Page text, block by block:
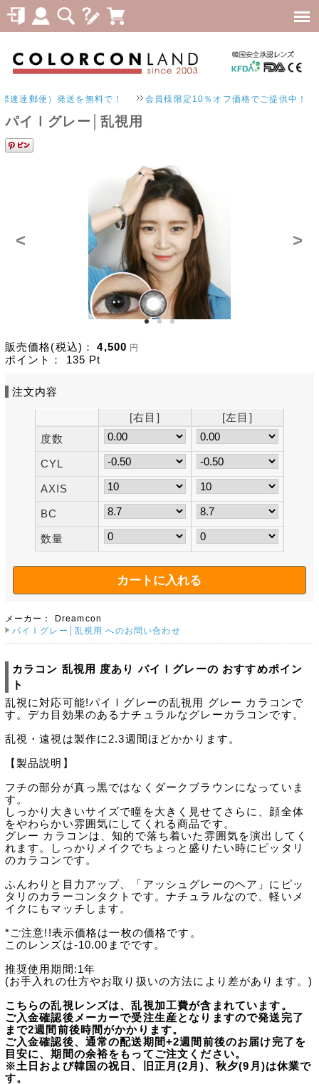
郵便）発送を無料で！ 会員様限定10％オフ価格でご提供中！
パイⅠグレー│乱視用
< >
販売価格(税込)： 4,500 円
ポイント： 135 Pt
注文内容
[右目]
[左目]
度数
CYL
AXIS
BC
数量
メーカー：
Dreamcon
パイⅠグレー│乱視用 へのお問い合わせ
カラコン 乱視用 度あり パイⅠグレーの おすすめポイン
ト
乱視に対応可能!パイⅠグレーの乱視用 グレー カラコンで
す。デカ目効果のあるナチュラルなグレーカラコンです。
乱視・遠視は製作に2.3週間ほどかかります。
【製品説明】
フチの部分が真っ黒ではなくダークブラウンになっていま
す。
しっかり大きいサイズで瞳を大きく見せてさらに、顔全体
をやわらかい雰囲気にしてくれる商品です。
グレー カラコンは、知的で落ち着いた雰囲気を演出してく
れます。しっかりメイクでちょっと盛りたい時にピッタリ
のカラコンです。
ふんわりと目力アップ、「アッシュグレーのヘア」にピッ
タリのカラーコンタクトです。ナチュラルなので、軽いメ
イクにもマッチします。
*ご注意!!表示価格は一枚の価格です。
このレンズは-10.00までです。
推奨使用期間:1年
(お手入れの仕方やお取り扱いの方法により差があります。)
こちらの乱視レンズは、乱視加工費が含まれています。
ご入金確認後メーカーで受注生産となりますので発送完了
まで2週間前後時間がかかります。
ご入金確認後、通常の配送期間+2週間前後のお届け完了を
目安に、期間の余裕をもってご注文ください。
※土日および韓国の祝日、旧正月(2月)、秋夕(9月)は休業で
す。